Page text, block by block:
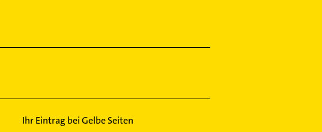
Ihr Eintrag bei Gelbe Seiten